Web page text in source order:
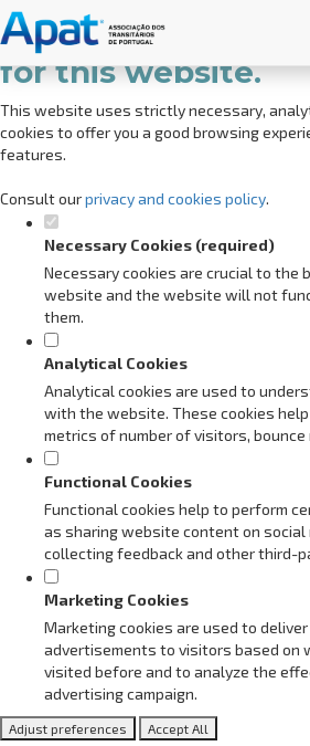
Set your cookie
for this website.
This website uses strictly necessary,
cookies to offer you a good browsing
features.
Consult ourprivacy and cookies policy.
Necessary Cookies (required)
Necessary cookies are crucial to the
website and the website will not
them.
Analytical Cookies
Analytical cookies are used to
with the website. These cookies
metrics of number of visitors,
Functional Cookies
Functional cookies help to perform
as sharing website content on social
collecting feedback and other third-
Marketing Cookies
Marketing cookies are used to
advertisements to visitors based on
visited before and to analyze the
advertising campaign.
Adjust preferences Accept All